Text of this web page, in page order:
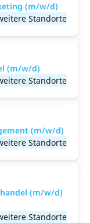
(m/w/d)
Standorte
(m/w/d)
Standorte
(m/w/d)
Standorte
(m/w/d)
Standorte